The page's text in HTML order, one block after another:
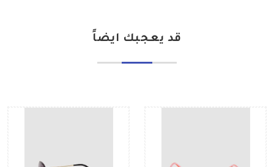
قد يعجبك ايضاً